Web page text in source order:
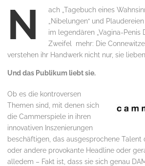
N
ach „Tagebuch eines
„Nibelungen“ und
im legendären „Vagina-Penis
Zweifel mehr: Die
verstehen ihr Handwerk nicht nur, sie
Und das Publikum liebt sie.
Ob es die kontroversen
Themen sind, mit denen sich
die Cammerspiele in ihren
innovativen Inszenierungen
beschäftigen, das ausgesprochene Talent
oder andere provokante Headline oder
alledem – Fakt ist, dass sie sich genau